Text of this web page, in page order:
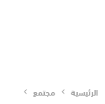
الرئيسية مجتمع